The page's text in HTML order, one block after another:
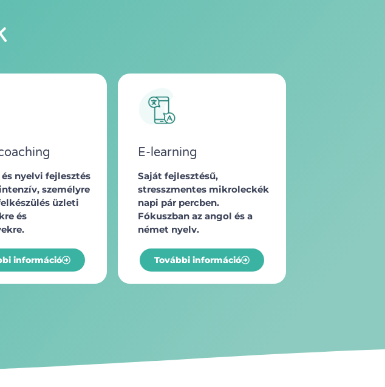
nyelvi fejlesztés
személyre
üzleti
és
információ
E-learning
Saját fejlesztésű,
stresszmentes mikroleckék
napi pár percben.
Fókuszban az angol és a
német nyelv.
További információ